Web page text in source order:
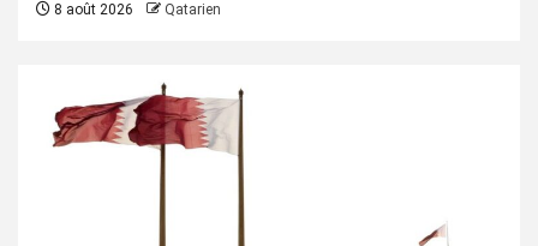
8 août 2026 Qatarien